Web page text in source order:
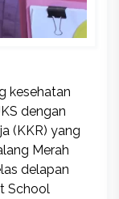
kesehatan
dengan
(KKR) yang
Merah
delapan
School